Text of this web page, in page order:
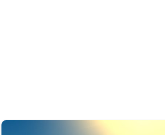
UV Endeksi ne anlama gelir?. Uygulama özelliği. . .